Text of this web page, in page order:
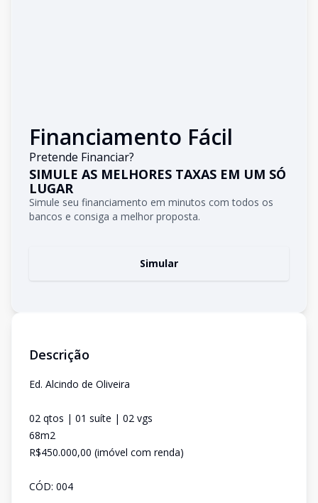
Financiamento Fácil
Pretende Financiar?
SIMULE AS MELHORES TAXAS EM UM SÓ
LUGAR
Simule seu financiamento em minutos com todos os
bancos e consiga a melhor proposta.
Simular
Descrição
Ed. Alcindo de Oliveira
02 qtos | 01 suíte | 02 vgs
68m2
R$450.000,00 (imóvel com renda)
CÓD: 004